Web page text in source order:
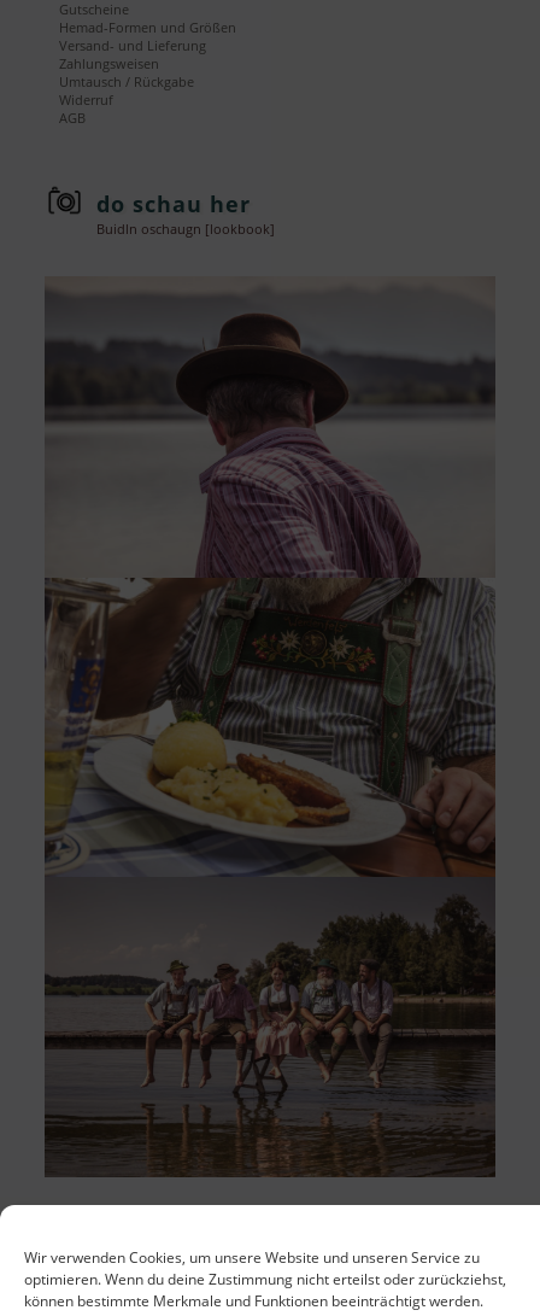
Wir verwenden Cookies, um unsere Website und unseren Service zu
optimieren. Wenn du deine Zustimmung nicht erteilst oder zurückziehst,
können bestimmte Merkmale und Funktionen beeinträchtigt werden.
Gutscheine
Hemad-Formen und Größen
Versand- und Lieferung
Zahlungsweisen
Umtausch / Rückgabe
Widerruf
AGB
do schau her
Buidln oschaugn [lookbook]